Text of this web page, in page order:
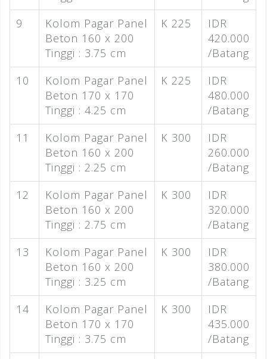
9
Kolom Pagar Panel
Beton 160 x 200
Tinggi : 3.75 cm
K 225
IDR
420.000
/Batang
10
Kolom Pagar Panel
Beton 170 x 170
Tinggi : 4.25 cm
K 225
IDR
480.000
/Batang
11
Kolom Pagar Panel
Beton 160 x 200
Tinggi : 2.25 cm
K 300
IDR
260.000
/Batang
12
Kolom Pagar Panel
Beton 160 x 200
Tinggi : 2.75 cm
K 300
IDR
320.000
/Batang
13
Kolom Pagar Panel
Beton 160 x 200
Tinggi : 3.25 cm
K 300
IDR
380.000
/Batang
14
Kolom Pagar Panel
Beton 170 x 170
Tinggi : 3.75 cm
K 300
IDR
435.000
/Batang